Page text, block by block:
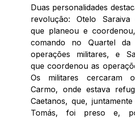
Duas personalidades
revolução: Otelo
que planeou e
comando no Quartel da
operações militares, e
que coordenou as
Os militares cercaram
Carmo, onde estava
Caetanos, que,
Tomás, foi preso e,